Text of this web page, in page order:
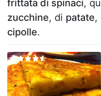
frittata di spinaci,
zucchine, di patate,
cipolle.